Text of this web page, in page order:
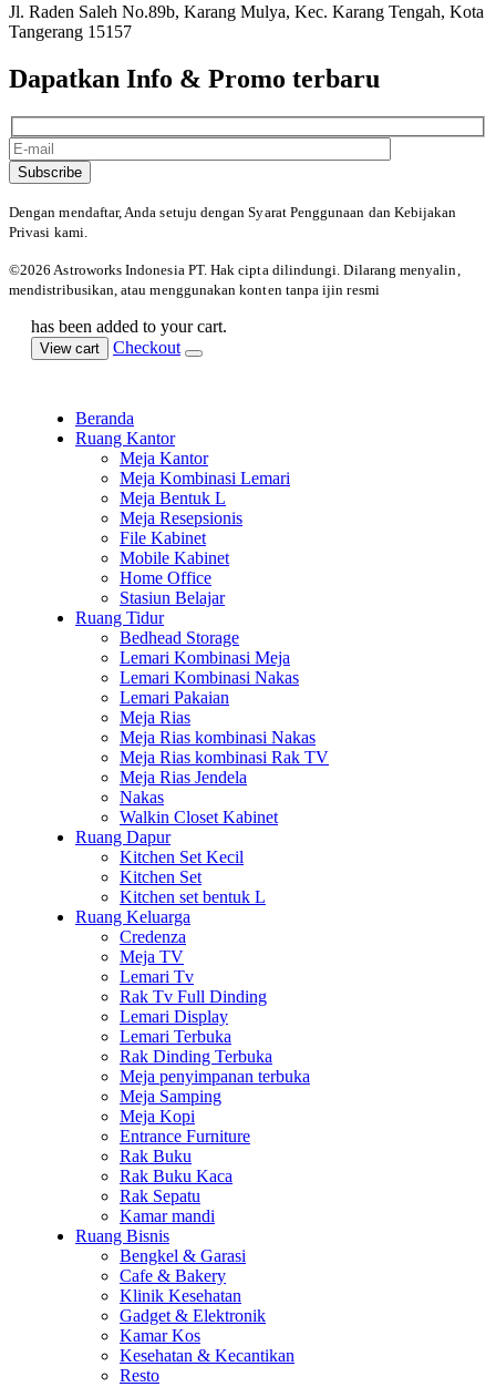
Jl. Raden Saleh No.89b, Karang Mulya, Kec. Karang Tengah, Kota
Tangerang 15157
Dapatkan Info & Promo terbaru
Subscribe
Dengan mendaftar, Anda setuju dengan Syarat Penggunaan dan Kebijakan
Privasi kami.
©️2026 Astroworks Indonesia PT. Hak cipta dilindungi. Dilarang menyalin,
mendistribusikan, atau menggunakan konten tanpa ijin resmi
has been added to your cart.
View cart Checkout
Beranda
Ruang Kantor
Meja Kantor
Meja Kombinasi Lemari
Meja Bentuk L
Meja Resepsionis
File Kabinet
Mobile Kabinet
Home Office
Stasiun Belajar
Ruang Tidur
Bedhead Storage
Lemari Kombinasi Meja
Lemari Kombinasi Nakas
Lemari Pakaian
Meja Rias
Meja Rias kombinasi Nakas
Meja Rias kombinasi Rak TV
Meja Rias Jendela
Nakas
Walkin Closet Kabinet
Ruang Dapur
Kitchen Set Kecil
Kitchen Set
Kitchen set bentuk L
Ruang Keluarga
Credenza
Meja TV
Lemari Tv
Rak Tv Full Dinding
Lemari Display
Lemari Terbuka
Rak Dinding Terbuka
Meja penyimpanan terbuka
Meja Samping
Meja Kopi
Entrance Furniture
Rak Buku
Rak Buku Kaca
Rak Sepatu
Kamar mandi
Ruang Bisnis
Bengkel & Garasi
Cafe & Bakery
Klinik Kesehatan
Gadget & Elektronik
Kamar Kos
Kesehatan & Kecantikan
Resto